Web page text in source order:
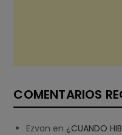
COMENTARIOS
Ezvan en ¿CUANDO